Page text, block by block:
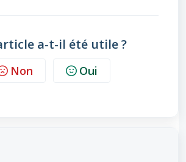
a-t-il été utile ?
Non Oui